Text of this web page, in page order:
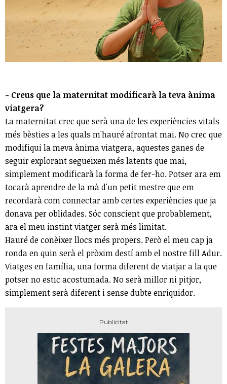
- Creus que la maternitat modificarà la teva ànima
viatgera?
La maternitat crec que serà una de les experiències vitals
més bèsties a les quals m'hauré afrontat mai. No crec que
modifiqui la meva ànima viatgera, aquestes ganes de
seguir explorant segueixen més latents que mai,
simplement modificarà la forma de fer-ho. Potser ara em
tocarà aprendre de la mà d'un petit mestre que em
recordarà com connectar amb certes experiències que ja
donava per oblidades. Sóc conscient que probablement,
ara el meu instint viatger serà més limitat.
Hauré de conèixer llocs més propers. Però el meu cap ja
ronda en quin serà el pròxim destí amb el nostre fill Adur.
Viatges en família, una forma diferent de viatjar a la que
potser no estic acostumada. No serà millor ni pitjor,
simplement serà diferent i sense dubte enriquidor.